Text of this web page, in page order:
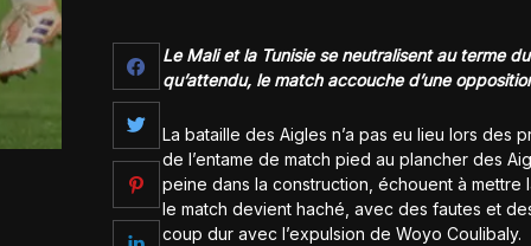
Le Mali et la Tunisie se neutralisent au terme
qu’attendu, le match accouche d’une
La bataille des Aigles n’a pas eu lieu lors des
de l’entame de match pied au plancher des
peine dans la construction, échouent à mettre
le match devient haché, avec des fautes et
coup dur avec l’expulsion de Woyo Coulibaly.